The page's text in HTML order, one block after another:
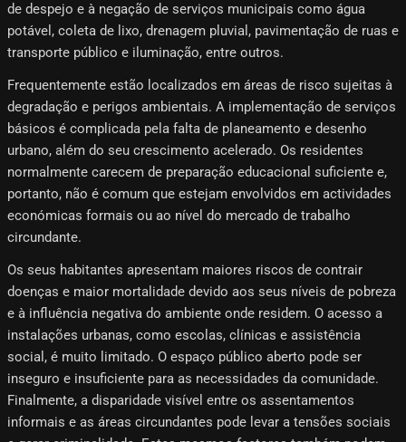
de despejo e à negação de serviços municipais como água
potável, coleta de lixo, drenagem pluvial, pavimentação de ruas e
transporte público e iluminação, entre outros.
Frequentemente estão localizados em áreas de risco sujeitas à
degradação e perigos ambientais. A implementação de serviços
básicos é complicada pela falta de planeamento e desenho
urbano, além do seu crescimento acelerado. Os residentes
normalmente carecem de preparação educacional suficiente e,
portanto, não é comum que estejam envolvidos em actividades
económicas formais ou ao nível do mercado de trabalho
circundante.
Os seus habitantes apresentam maiores riscos de contrair
doenças e maior mortalidade devido aos seus níveis de pobreza
e à influência negativa do ambiente onde residem. O acesso a
instalações urbanas, como escolas, clínicas e assistência
social, é muito limitado. O espaço público aberto pode ser
inseguro e insuficiente para as necessidades da comunidade.
Finalmente, a disparidade visível entre os assentamentos
informais e as áreas circundantes pode levar a tensões sociais